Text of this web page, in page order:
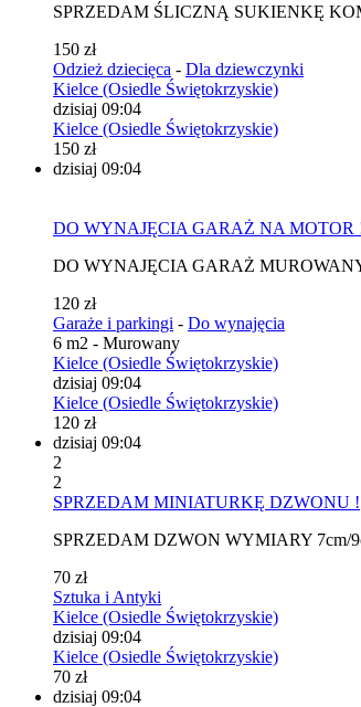
SPRZEDAM ŚLICZNĄ SUKIENKĘ
150 zł
Odzież dziecięca - Dla dziewczynki
Kielce (Osiedle Świętokrzyskie)
dzisiaj 09:04
Kielce (Osiedle Świętokrzyskie)
150 zł
dzisiaj 09:04
DO WYNAJĘCIA GARAŻ NA MOTOR
DO WYNAJĘCIA GARAŻ
120 zł
Garaże i parkingi - Do wynajęcia
6 m2 - Murowany
Kielce (Osiedle Świętokrzyskie)
dzisiaj 09:04
Kielce (Osiedle Świętokrzyskie)
120 zł
dzisiaj 09:04
2
2
SPRZEDAM MINIATURKĘ DZWONU !
SPRZEDAM DZWON WYMIARY 7cm/
70 zł
Sztuka i Antyki
Kielce (Osiedle Świętokrzyskie)
dzisiaj 09:04
Kielce (Osiedle Świętokrzyskie)
70 zł
dzisiaj 09:04